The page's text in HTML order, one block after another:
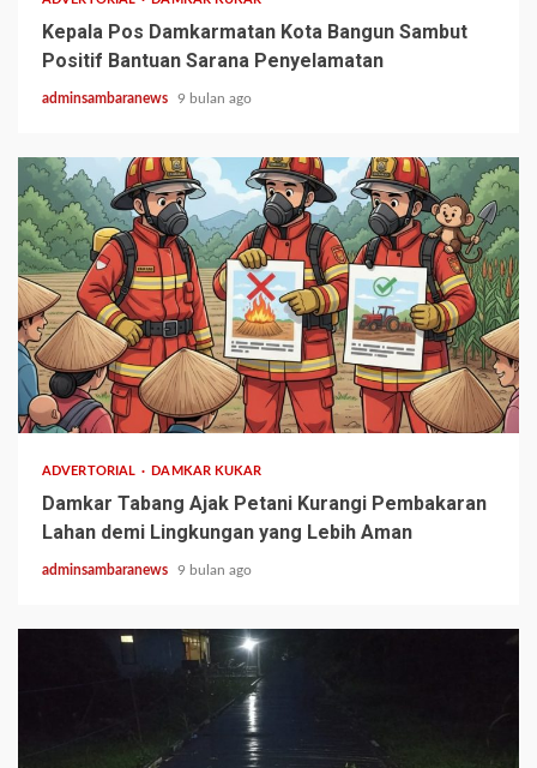
Kepala Pos Damkarmatan Kota Bangun Sambut
Positif Bantuan Sarana Penyelamatan
adminsambaranews 9 bulan ago
1 min read
ADVERTORIAL DAMKAR KUKAR
Damkar Tabang Ajak Petani Kurangi Pembakaran
Lahan demi Lingkungan yang Lebih Aman
adminsambaranews 9 bulan ago